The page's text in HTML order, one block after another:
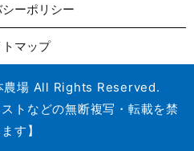
ーポリシー
マップ
場 All Rights Reserved.
トなどの無断複写・転載を禁
す】